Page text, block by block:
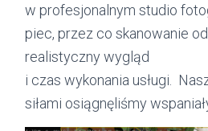
w profesjonalnym studio
piec, przez co skanowanie
realistyczny wygląd
i czas wykonania usługi.
siłami osiągnęliśmy